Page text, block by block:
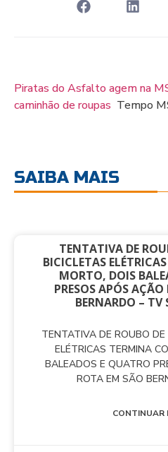
Piratas do Asfalto agem na
caminhão de roupas Tempo
SAIBA MAIS
TENTATIVA DE
BICICLETAS
MORTO, DOIS
PRESOS APÓS
BERNARDO –
TENTATIVA DE ROUBO DE
ELÉTRICAS TERMINA
BALEADOS E QUATRO
ROTA EM SÃO
CONTINUAR